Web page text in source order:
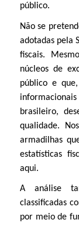
público.
Não se
adotadas pela
fiscais.
núcleos de
público e
brasileiro,
qualidade.
armadilhas
estatísticas
aqui.
A análise
classificadas
por meio de